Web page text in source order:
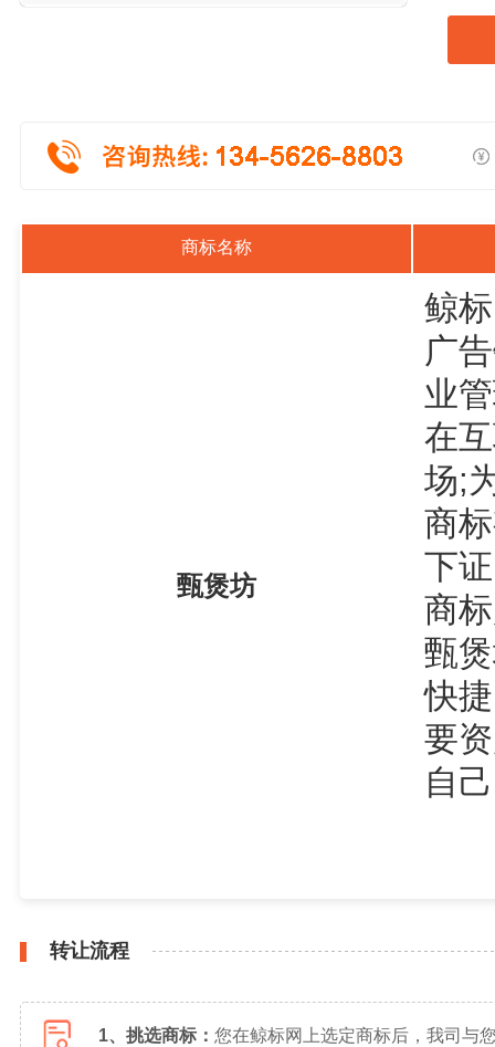
商标名称
甄煲坊
鲸
广
业
在
场;
商
下
商
甄
快
要
自
转让流程
1、挑选商标： 您在鲸标网上选定商标后，我司与